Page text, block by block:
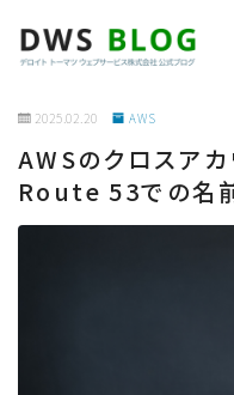
ホーム
AWS
2025.02.20 AWS
AWSのクロスア
Route 53での名